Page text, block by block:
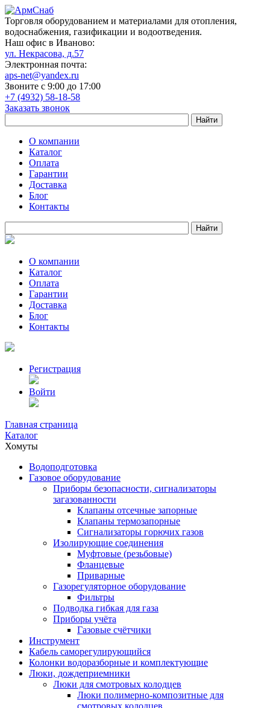
Торговля оборудованием и материалами для отопления,
водоснабжения, газификации и водоотведения.
Наш офис в Иваново:
ул. Некрасова, д.57
Электронная почта:
aps-net@yandex.ru
Звоните с 9:00 до 17:00
+7 (4932) 58-18-58
Заказать звонок
О компании
Каталог
Оплата
Гарантии
Доставка
Блог
Контакты
О компании
Каталог
Оплата
Гарантии
Доставка
Блог
Контакты
Регистрация
Войти
Главная страница
Каталог
Хомуты
Водоподготовка
Газовое оборудование
Приборы безопасности, сигнализаторы
загазованности
Клапаны отсечные запорные
Клапаны термозапорные
Сигнализаторы горючих газов
Изолирующие соединения
Муфтовые (резьбовые)
Фланцевые
Приварные
Газорегуляторное оборудование
Фильтры
Подводка гибкая для газа
Приборы учёта
Газовые счётчики
Инструмент
Кабель саморегулирующийся
Колонки водоразборные и комплектующие
Люки, дождеприемники
Люки для смотровых колодцев
Люки полимерно-композитные для
смотровых колодцев